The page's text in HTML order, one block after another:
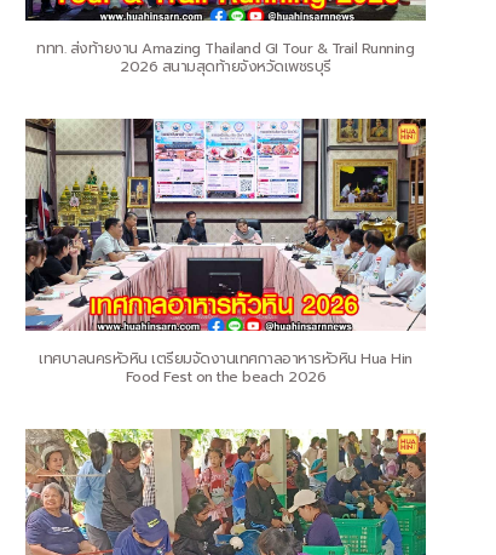
ททท. ส่งท้ายงาน Amazing Thailand GI Tour & Trail Running
2026 สนามสุดท้ายจังหวัดเพชรบุรี
เทศบาลนครหัวหิน เตรียมจัดงานเทศกาลอาหารหัวหิน Hua Hin
Food Fest on the beach 2026